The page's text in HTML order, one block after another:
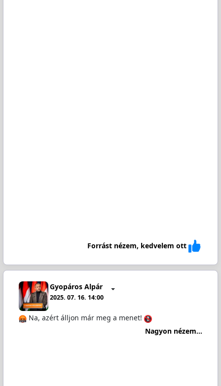
Forrást nézem, kedvelem ott
Gyopáros Alpár
2025. 07. 16. 14:00
Na, azért álljon már meg a menet!
Nagyon nézem...